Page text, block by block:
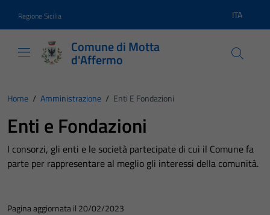
Regione Sicilia Lingua
ITA
Comune di Motta
d'Affermo
Home / Amministrazione / Enti E Fondazioni
Enti e Fondazioni
I consorzi, gli enti e le società partecipate di cui il Comune fa
parte per rappresentare al meglio gli interessi della comunità.
Pagina aggiornata il 20/02/2023